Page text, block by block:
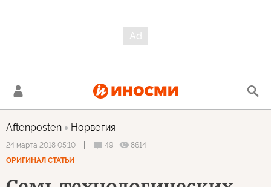
Aftenposten Норвегия
24 марта 2018 05:10 49
8614
ОРИГИНАЛ СТАТЬИ